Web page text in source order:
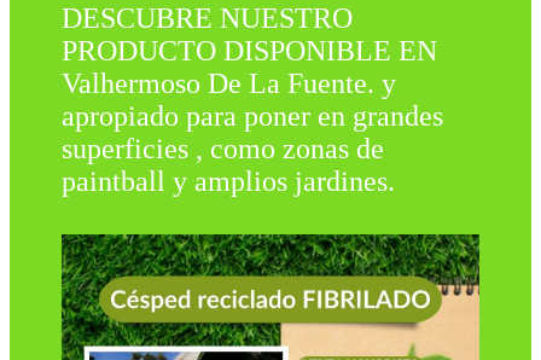
DESCUBRE NUESTRO
PRODUCTO DISPONIBLE EN
Valhermoso De La Fuente. y
apropiado para poner en grandes
superficies , como zonas de
paintball y amplios jardines.